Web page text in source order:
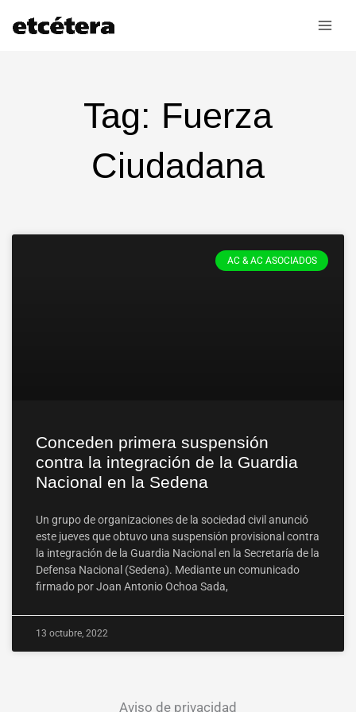
Tag: Fuerza
Ciudadana
AC & AC ASOCIADOS
Conceden primera suspensión
contra la integración de la Guardia
Nacional en la Sedena
Un grupo de organizaciones de la sociedad civil anunció
este jueves que obtuvo una suspensión provisional contra
la integración de la Guardia Nacional en la Secretaría de la
Defensa Nacional (Sedena). Mediante un comunicado
firmado por Joan Antonio Ochoa Sada,
13 octubre, 2022
Aviso de privacidad